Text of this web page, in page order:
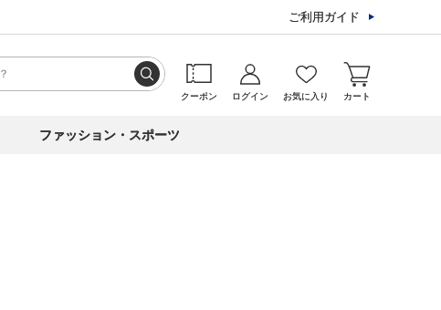
ご利用ガイド
クーポン ログイン お気に入り カート
ファッション・スポーツ